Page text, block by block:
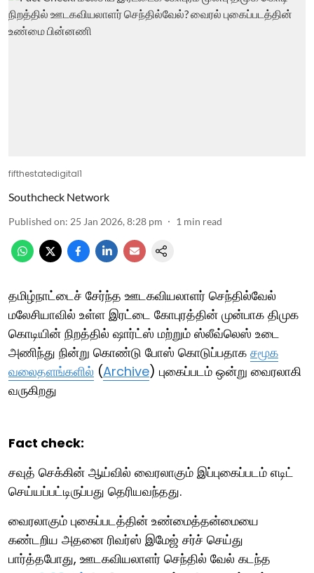
fifthestatedigital1
Southcheck Network
Published on: 25 Jan 2026, 8:28 pm 1 min read
தமிழ்நாட்டைச் சேர்ந்த ஊடகவியலாளர் செந்தில்வேல்
மலேசியாவில் உள்ள இரட்டை கோபுரத்தின் முன்பாக திமுக
கொடியின் நிறத்தில் ஷார்ட்ஸ் மற்றும் ஸ்லீவ்லெஸ் உடை
அணிந்து நின்று கொண்டு போஸ் கொடுப்பதாக சமூக
வலைதளங்களில் (Archive) புகைப்படம் ஒன்று வைரலாகி
வருகிறது
Fact check:
சவுத் செக்கின் ஆய்வில் வைரலாகும் இப்புகைப்படம் எடிட்
செய்யப்பட்டிருப்பது தெரியவந்தது.
வைரலாகும் புகைப்படத்தின் உண்மைத்தன்மையை
கண்டறிய அதனை ரிவர்ஸ் இமேஜ் சர்ச் செய்து
பார்த்தபோது, ஊடகவியலாளர் செந்தில் வேல் கடந்த